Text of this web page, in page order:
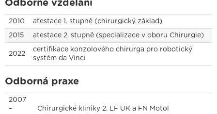
Jsme držiteli
Právní prohlášení Cookies
Odborné vzdělání
2010 atestace 1. stupně (chirurgický základ)
2015 atestace 2. stupně (specializace v oboru Chirurgie)
2022
certifikace konzolového chirurga pro robotický
systém da Vinci
Odborná praxe
2007
–
Chirurgické kliniky 2. LF UK a FN Motol